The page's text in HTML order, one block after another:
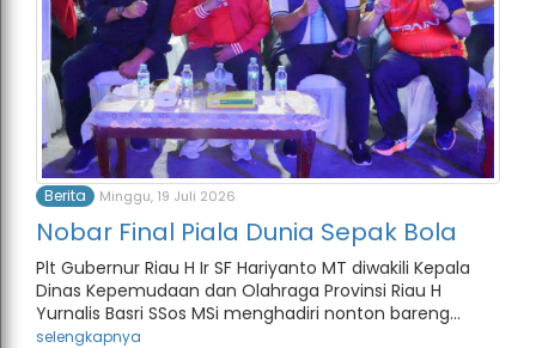
Berita Minggu, 19 Juli 2026
Nobar Final Piala Dunia Sepak Bola
Plt Gubernur Riau H Ir SF Hariyanto MT diwakili Kepala
Dinas Kepemudaan dan Olahraga Provinsi Riau H
Yurnalis Basri SSos MSi menghadiri nonton bareng...
selengkapnya